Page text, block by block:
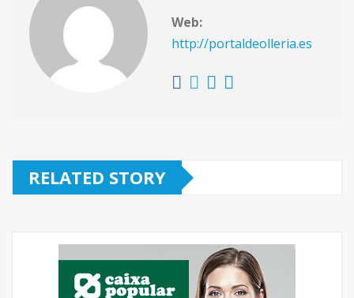
Web:
http://portaldeolleria.es
RELATED STORY